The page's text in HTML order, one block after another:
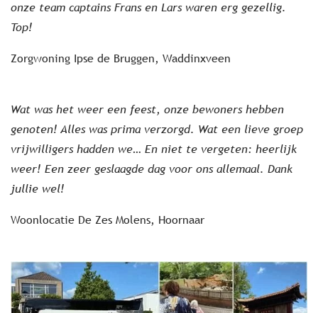
onze team captains Frans en Lars waren erg gezellig.
Top!
Zorgwoning Ipse de Bruggen, Waddinxveen
Wat was het weer een feest, onze bewoners hebben
genoten! Alles was prima verzorgd. Wat een lieve groep
vrijwilligers hadden we… En niet te vergeten: heerlijk
weer! Een zeer geslaagde dag voor ons allemaal. Dank
jullie wel!
Woonlocatie De Zes Molens, Hoornaar